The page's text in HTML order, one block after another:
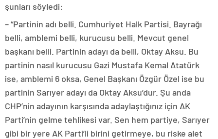
şunları söyledi:
– “Partinin adı belli. Cumhuriyet Halk Partisi. Bayrağı
belli, amblemi belli, kurucusu belli. Mevcut genel
başkanı belli. Partinin adayı da belli, Oktay Aksu. Bu
partinin nasıl kurucusu Gazi Mustafa Kemal Atatürk
ise, amblemi 6 oksa, Genel Başkanı Özgür Özel ise bu
partinin Sarıyer adayı da Oktay Aksu’dur. Şu anda
CHP’nin adayının karşısında adaylaştığınız için AK
Parti’nin gelme tehlikesi var. Sen hem partiye, Sarıyer
gibi bir yere AK Parti’li birini getirmeye, bu riske alet